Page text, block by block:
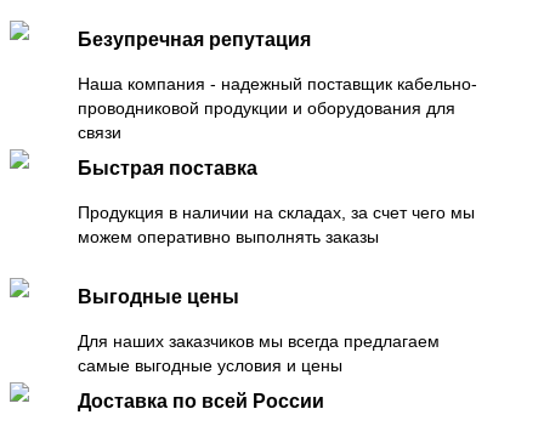
Безупречная репутация
Наша компания - надежный поставщик кабельно-
проводниковой продукции и оборудования для
связи
Быстрая поставка
Продукция в наличии на складах, за счет чего мы
можем оперативно выполнять заказы
Выгодные цены
Для наших заказчиков мы всегда предлагаем
самые выгодные условия и цены
Доставка по всей России